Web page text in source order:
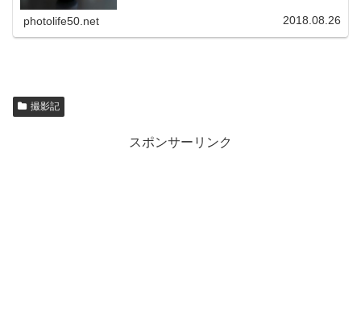
photolife50.net 2018.08.26
撮影記
スポンサーリンク